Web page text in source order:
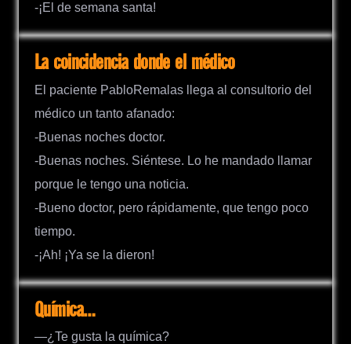
-¡El de semana santa!
La coincidencia donde el médico
El paciente PabloRemalas llega al consultorio del
médico un tanto afanado:
-Buenas noches doctor.
-Buenas noches. Siéntese. Lo he mandado llamar
porque le tengo una noticia.
-Bueno doctor, pero rápidamente, que tengo poco
tiempo.
-¡Ah! ¡Ya se la dieron!
Química…
—¿Te gusta la química?